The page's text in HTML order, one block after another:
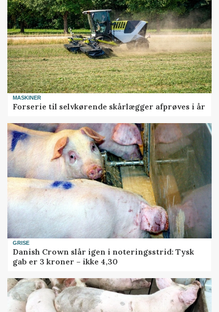
MASKINER
Forserie til selvkørende skårlægger afprøves i år
GRISE
Danish Crown slår igen i noteringsstrid: Tysk
gab er 3 kroner – ikke 4,30